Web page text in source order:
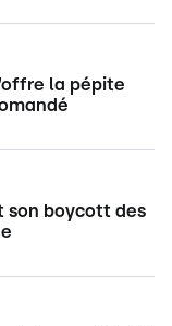
la pépite
son boycott des